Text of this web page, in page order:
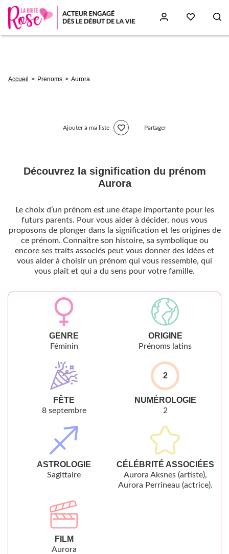
d'Ariane
Accueil Prenoms Aurora
Ajouter à ma liste Partager
Découvrez la signification du prénom
Aurora
Le choix d’un prénom est une étape importante pour les
futurs parents. Pour vous aider à décider, nous vous
proposons de plonger dans la signification et les origines de
ce prénom. Connaître son histoire, sa symbolique ou
encore ses traits associés peut vous donner des idées et
vous aider à choisir un prénom qui vous ressemble, qui
vous plaît et qui a du sens pour votre famille.
GENRE
Féminin
ORIGINE
Prénoms latins
FÊTE
8 septembre
2
NUMÉROLOGIE
2
ASTROLOGIE
Sagittaire
CÉLÉBRITÉ ASSOCIÉES
Aurora Aksnes (artiste),
Aurora Perrineau (actrice).
FILM
Aurora